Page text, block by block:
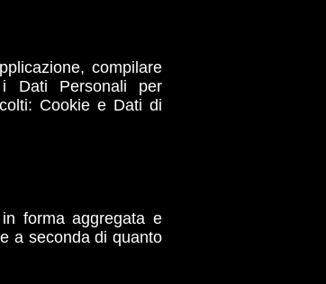
compilare
Dati Personali per
Cookie e Dati di
forma aggregata e
a seconda di quanto